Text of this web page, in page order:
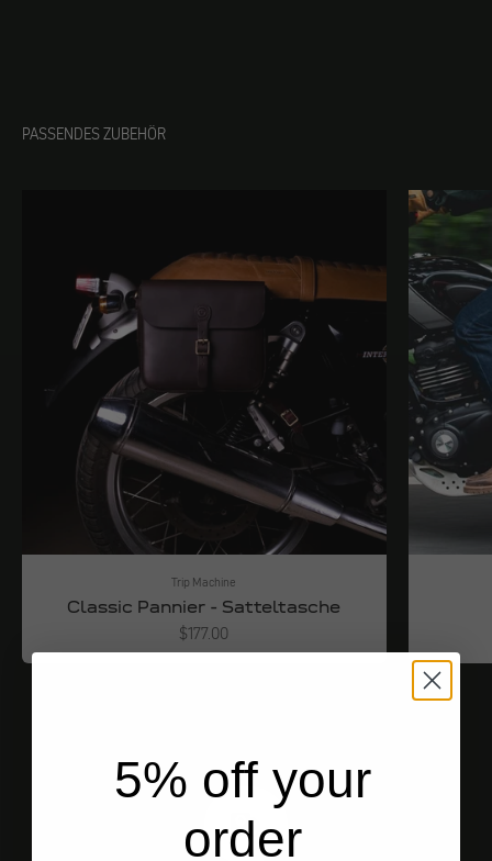
PASSENDES ZUBEHÖR
Trip Machine
Classic Pannier - Satteltasche
Angebot
$177.00
5% off your
order